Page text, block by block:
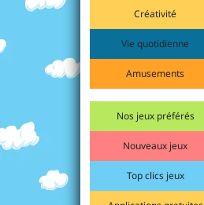
Créativité
Vie quotidienne
Amusements
Nos jeux préférés
Nouveaux jeux
Top clics jeux